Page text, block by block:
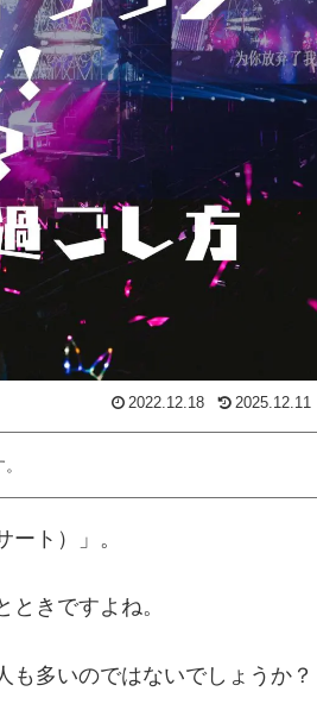
2022.12.18 2025.12.11
ト）」。
きですよね。
多いのではないでしょうか？